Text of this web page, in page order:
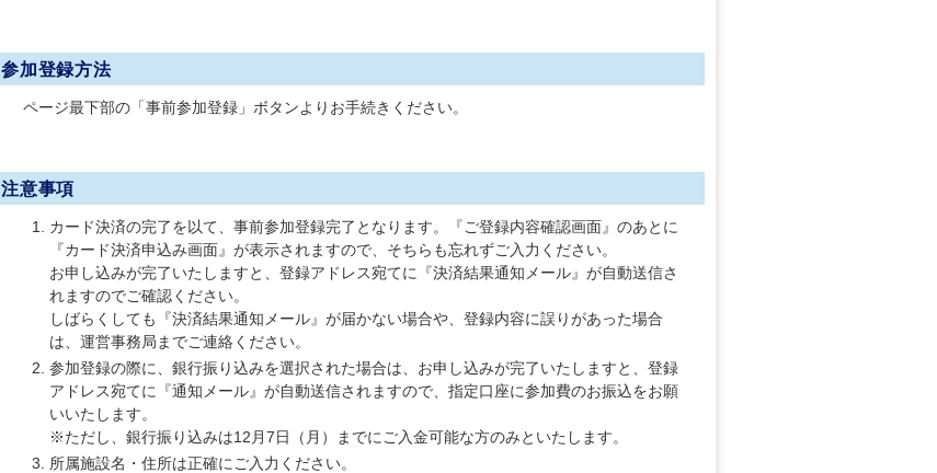
参加登録方法
ページ最下部の「事前参加登録」ボタンよりお手続きください。
注意事項
カード決済の完了を以て、事前参加登録完了となります。『ご登録内容確認画面』のあとに
『カード決済申込み画面』が表示されますので、そちらも忘れずご入力ください。
お申し込みが完了いたしますと、登録アドレス宛てに『決済結果通知メール』が自動送信さ
れますのでご確認ください。
しばらくしても『決済結果通知メール』が届かない場合や、登録内容に誤りがあった場合
は、運営事務局までご連絡ください。
参加登録の際に、銀行振り込みを選択された場合は、お申し込みが完了いたしますと、登録
アドレス宛てに『通知メール』が自動送信されますので、指定口座に参加費のお振込をお願
いいたします。
※ただし、銀行振り込みは12月7日（月）までにご入金可能な方のみといたします。
所属施設名・住所は正確にご入力ください。